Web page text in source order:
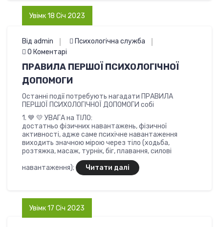
Увімк 18 Січ 2023
Від admin
Психологічна служба
0 Коментарі
ПРАВИЛА ПЕРШОЇ ПСИХОЛОГІЧНОЇ
ДОПОМОГИ
Останні події потребують нагадати ПРАВИЛА
ПЕРШОЇ ПСИХОЛОГІЧНОЇ ДОПОМОГИ собі
1. 💙 💛 УВАГА на ТІЛО:
достатньо фізичних навантажень, фізичної
активності, адже саме психічне навантаження
виходить значною мірою через тіло (ходьба,
розтяжка, масаж, турнік, біг, плавання, силові
навантаження);
Читати далі
Увімк 17 Січ 2023